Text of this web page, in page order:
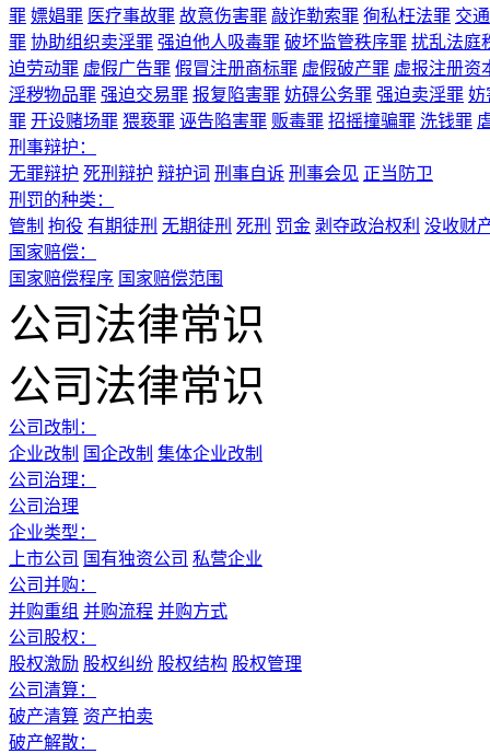
罪 嫖娼罪 医疗事故罪 故意伤害罪 敲诈勒索罪 徇私枉法罪 交
罪 协助组织卖淫罪 强迫他人吸毒罪 破坏监管秩序罪 扰乱法庭
迫劳动罪 虚假广告罪 假冒注册商标罪 虚假破产罪 虚报注册资
淫秽物品罪 强迫交易罪 报复陷害罪 妨碍公务罪 强迫卖淫罪 妨
罪 开设赌场罪 猥亵罪 诬告陷害罪 贩毒罪 招摇撞骗罪 洗钱罪
刑事辩护：
无罪辩护 死刑辩护 辩护词 刑事自诉 刑事会见 正当防卫
刑罚的种类：
管制 拘役 有期徒刑 无期徒刑 死刑 罚金 剥夺政治权利 没收财
国家赔偿：
国家赔偿程序 国家赔偿范围
公司法律常识
公司法律常识
公司改制：
企业改制
国企改制 集体企业改制
公司治理：
公司治理
企业类型：
上市公司 国有独资公司 私营企业
公司并购：
并购重组 并购流程 并购方式
公司股权：
股权激励 股权纠纷 股权结构 股权管理
公司清算：
破产清算 资产拍卖
破产解散：